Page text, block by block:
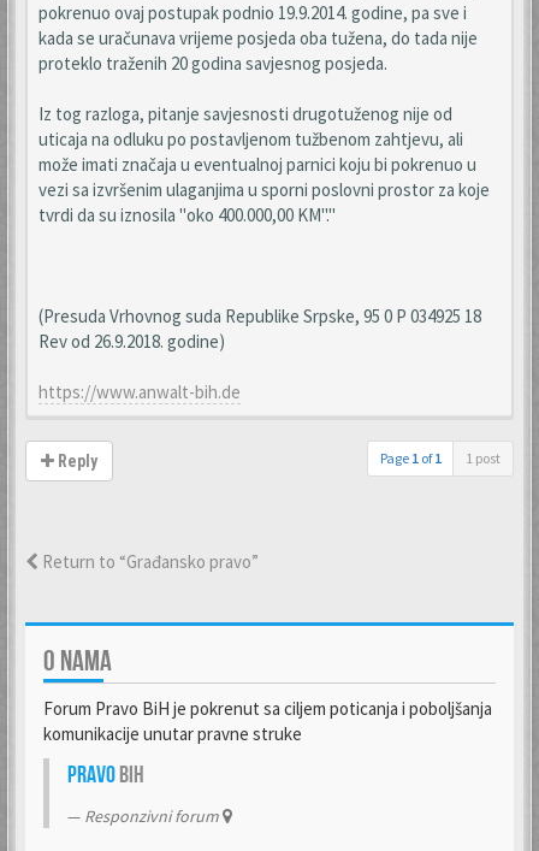
pokrenuo ovaj postupak podnio 19.9.2014. godine, pa sve i
kada se uračunava vrijeme posjeda oba tužena, do tada nije
proteklo traženih 20 godina savjesnog posjeda.
Iz tog razloga, pitanje savjesnosti drugotuženog nije od
uticaja na odluku po postavljenom tužbenom zahtjevu, ali
može imati značaja u eventualnoj parnici koju bi pokrenuo u
vezi sa izvršenim ulaganjima u sporni poslovni prostor za koje
tvrdi da su iznosila "oko 400.000,00 KM"."
(Presuda Vrhovnog suda Republike Srpske, 95 0 P 034925 18
Rev od 26.9.2018. godine)
https://www.anwalt-bih.de
Reply Page 1 of1 1 post
Return to “Građansko pravo”
O NAMA
Forum Pravo BiH je pokrenut sa ciljem poticanja i poboljšanja
komunikacije unutar pravne struke
PravoBiH
Responzivni forum